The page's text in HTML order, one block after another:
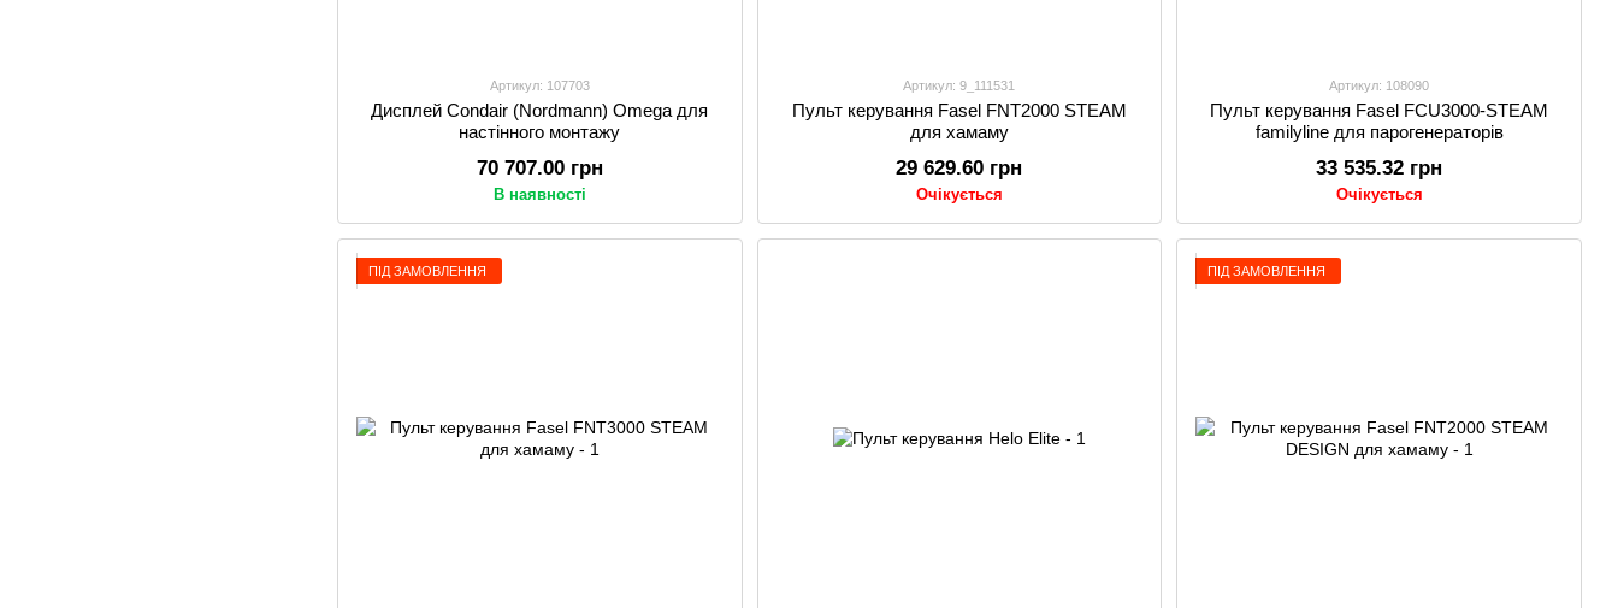
Артикул: 107703
Дисплей Condair (Nordmann) Omega для
настінного монтажу
70 707.00 грн
В наявності
Артикул: 9_111531
Пульт керування Fasel FNT2000 STEAM
для хамаму
29 629.60 грн
Очікується
Артикул: 108090
Пульт керування Fasel FCU3000-STEAM
familyline для парогенераторів
33 535.32 грн
Очікується
ПІД ЗАМОВЛЕННЯ ПІД ЗАМОВЛЕННЯ